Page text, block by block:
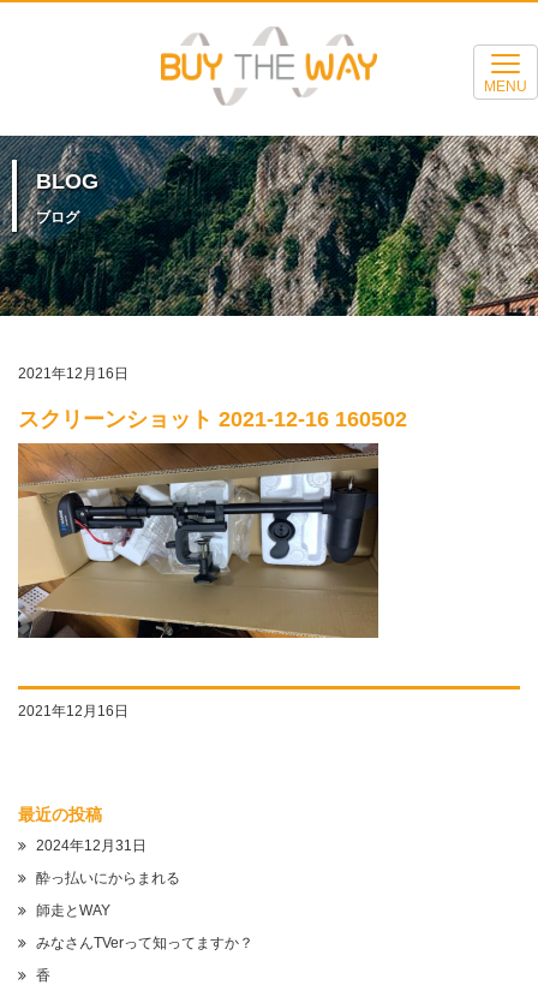
MENU
BLOG
ブログ
2021年12月16日
スクリーンショット 2021-12-16 160502
2021年12月16日
最近の投稿
2024年12月31日
酔っ払いにからまれる
師走とWAY
みなさんTVerって知ってますか？
香